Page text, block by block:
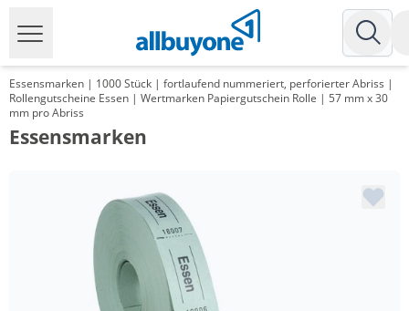
Essensmarken | 1000 Stück | fortlaufend nummeriert, perforierter Abriss |
Rollengutscheine Essen | Wertmarken Papiergutschein Rolle | 57 mm x 30
mm pro Abriss
Essensmarken